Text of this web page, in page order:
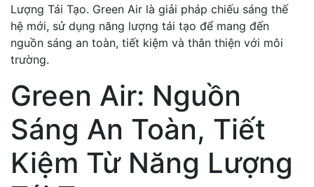
Lượng Tái Tạo. Green Air là giải pháp chiếu sáng thế
hệ mới, sử dụng năng lượng tái tạo để mang đến
nguồn sáng an toàn, tiết kiệm và thân thiện với môi
trường.
Green Air: Nguồn
Sáng An Toàn, Tiết
Kiệm Từ Năng Lượng